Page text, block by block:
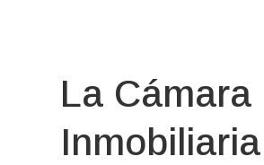
La Cámara
Inmobiliaria